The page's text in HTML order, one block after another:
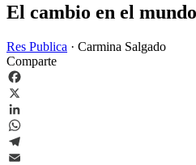
El cambio en el
Res Publica · Carmina Salgado
Comparte
Facebook
X
LinkedIn
WhatsApp
Telegram